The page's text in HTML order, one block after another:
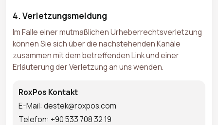
4. Verletzungsmeldung
Im Falle einer mutmaßlichen Urheberrechtsverletzung
können Sie sich über die nachstehenden Kanäle
zusammen mit dem betreffenden Link und einer
Erläuterung der Verletzung an uns wenden.
RoxPos Kontakt
E-Mail: destek@roxpos.com
Telefon: +90 533 708 32 19